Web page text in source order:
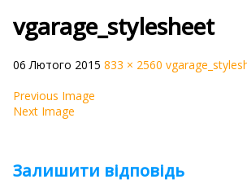
vgarage_stylesheet
06 Лютого 2015 833 × 2560
Previous Image
Next Image
Залишити відповідь